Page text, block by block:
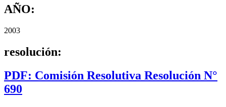
AÑO:
2003
resolución:
PDF: Comisión Resolutiva Resolución N°
690